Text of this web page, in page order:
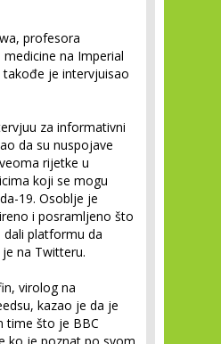
profesora
na Imperial
je intervjuisao
za informativni
da su nuspojave
rijetke u
koji se mogu
19. Osoblje je
i posramljeno što
platformu da
na Twitteru.
virolog na
kazao je da je
time što je BBC